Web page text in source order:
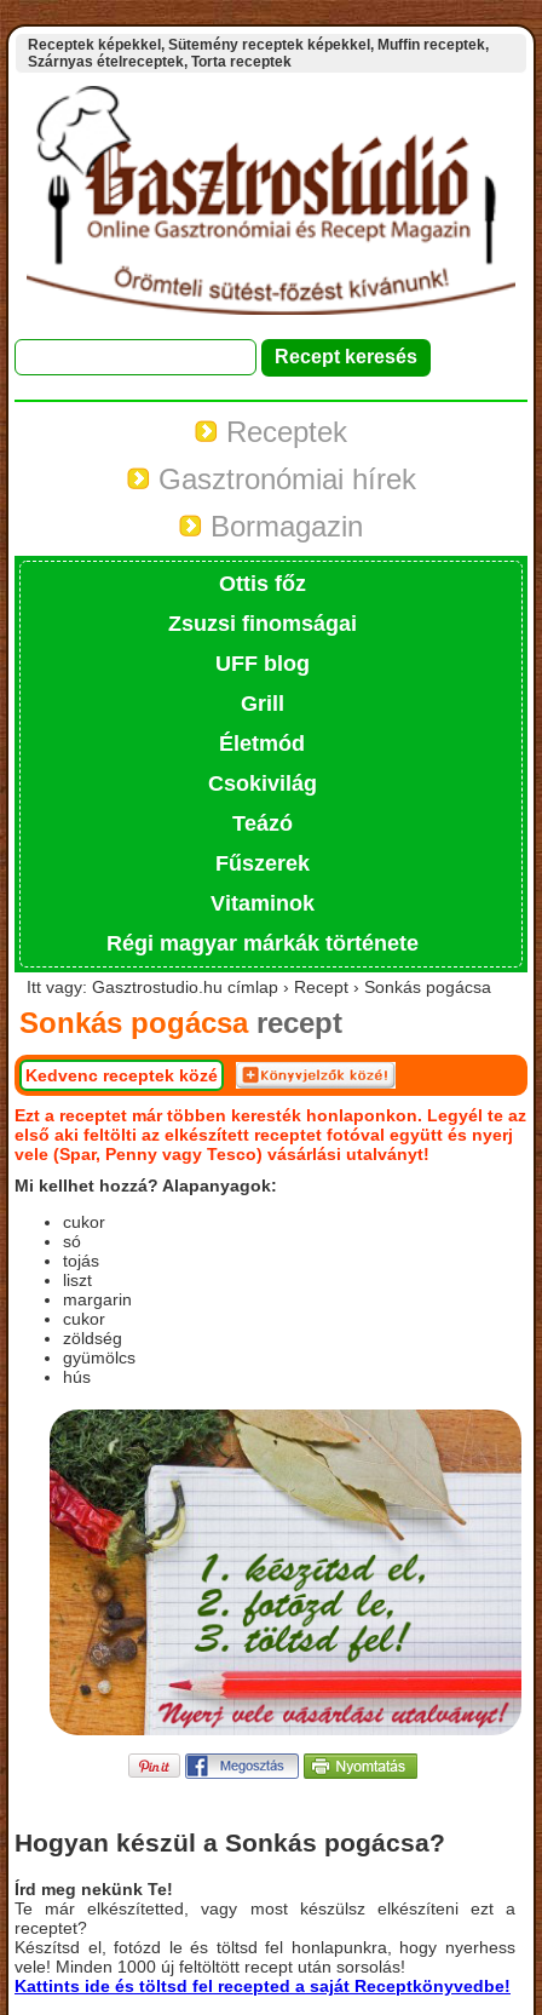
Receptek képekkel, Sütemény receptek képekkel, Muffin receptek,
Szárnyas ételreceptek, Torta receptek
Receptek
Gasztronómiai hírek
Bormagazin
Ottis főz
Zsuzsi finomságai
UFF blog
Grill
Életmód
Csokivilág
Teázó
Fűszerek
Vitaminok
Régi magyar márkák története
Itt vagy: Gasztrostudio.hu címlap › Recept › Sonkás pogácsa
Sonkás pogácsarecept
Kedvenc receptek közé
Ezt a receptet már többen keresték honlaponkon. Legyél te az
első aki feltölti az elkészített receptet fotóval együtt és nyerj
vele (Spar, Penny vagy Tesco) vásárlási utalványt!
Mi kellhet hozzá? Alapanyagok:
cukor
só
tojás
liszt
margarin
cukor
zöldség
gyümölcs
hús
Hogyan készül a Sonkás pogácsa?
Írd meg nekünk Te!
Te már elkészítetted, vagy most készülsz elkészíteni ezt a
receptet?
Készítsd el, fotózd le és töltsd fel honlapunkra, hogy nyerhess
vele! Minden 1000 új feltöltött recept után sorsolás!
Kattints ide és töltsd fel recepted a saját Receptkönyvedbe!